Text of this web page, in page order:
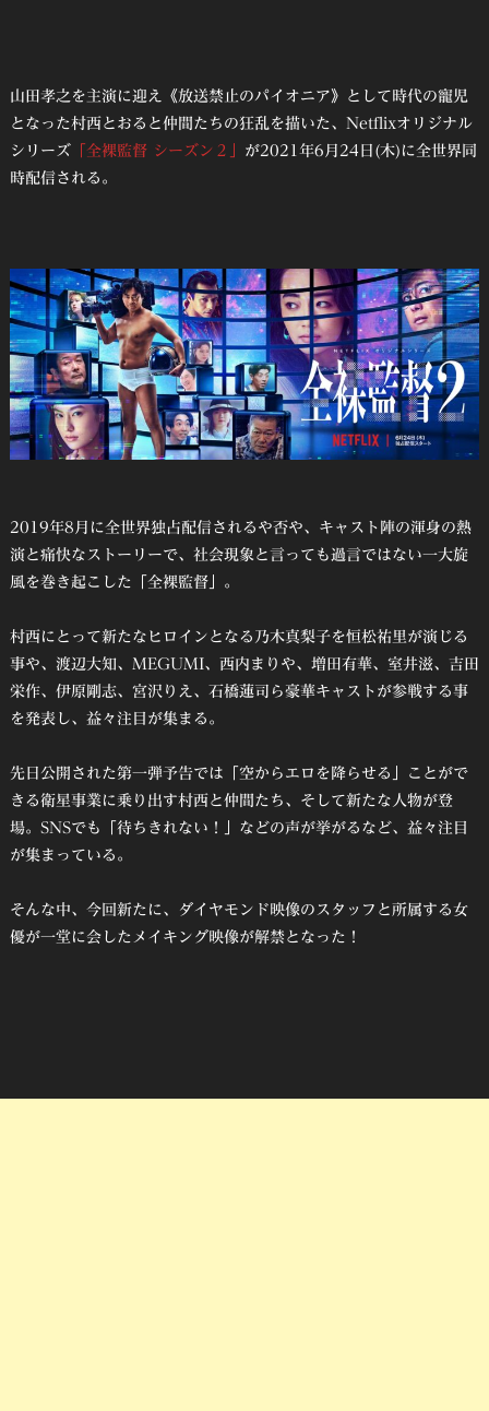
山田孝之を主演に迎え《放送禁止のパイオニア》として時代の寵児
となった村西とおると仲間たちの狂乱を描いた、Netflixオリジナル
シリーズ「全裸監督 シーズン２」 が2021年6月24日(木)に全世界同
時配信される。
2019年8月に全世界独占配信されるや否や、キャスト陣の渾身の熱
演と痛快なストーリーで、社会現象と言っても過言ではない一大旋
風を巻き起こした「全裸監督」。
村西にとって新たなヒロインとなる乃木真梨子を恒松祐里が演じる
事や、渡辺大知、MEGUMI、西内まりや、増田有華、室井滋、吉田
栄作、伊原剛志、宮沢りえ、石橋蓮司ら豪華キャストが参戦する事
を発表し、益々注目が集まる。
先日公開された第一弾予告では「空からエロを降らせる」ことがで
きる衛星事業に乗り出す村西と仲間たち、そして新たな人物が登
場。SNSでも「待ちきれない！」などの声が挙がるなど、益々注目
が集まっている。
そんな中、今回新たに、ダイヤモンド映像のスタッフと所属する女
優が一堂に会したメイキング映像が解禁となった！